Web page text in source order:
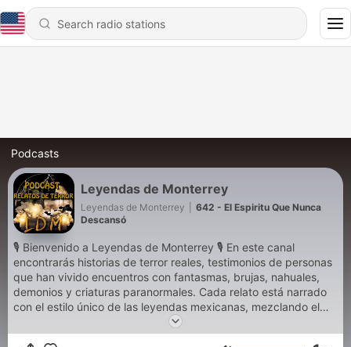
Podcasts
Leyendas de Monterrey
Leyendas de Monterrey
642 - El Espiritu Que Nunca
Descansó
🎙️ Bienvenido a Leyendas de Monterrey 🎙️ En este canal
encontrarás historias de terror reales, testimonios de personas
que han vivido encuentros con fantasmas, brujas, nahuales,
demonios y criaturas paranormales. Cada relato está narrado
con el estilo único de las leyendas mexicanas, mezclando el
misterio con el miedo más puro. Recibimos y compartimos
casos paranormales impactantes, sucesos inexplicables,